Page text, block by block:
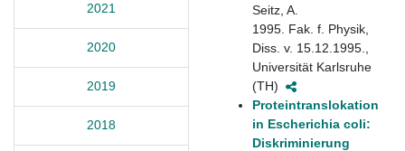
2021
2020
2019
2018
Seitz, A.
1995. Fak. f. Physik,
Diss. v. 15.12.1995.,
Universität Karlsruhe
(TH)
Proteintranslokation
in Escherichia coli:
Diskriminierung